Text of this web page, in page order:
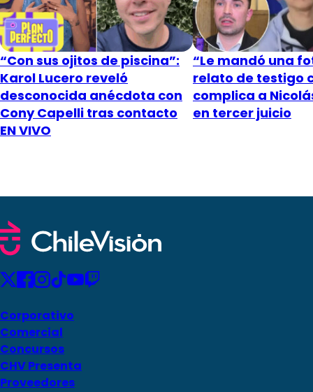
“Con sus ojitos de piscina”:
Karol Lucero reveló
desconocida anécdota con
Cony Capelli tras contacto
EN VIVO
“Le mandó una
relato de testigo
complica a
en tercer juicio
Corporativo
Comercial
Concursos
CHV Presenta
Proveedores